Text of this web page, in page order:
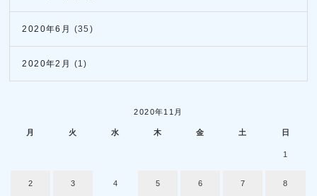
2020年6月 (35)
2020年2月 (1)
2020年11月
月 火 水 木 金 土 日
1
2 3 4 5 6 7 8